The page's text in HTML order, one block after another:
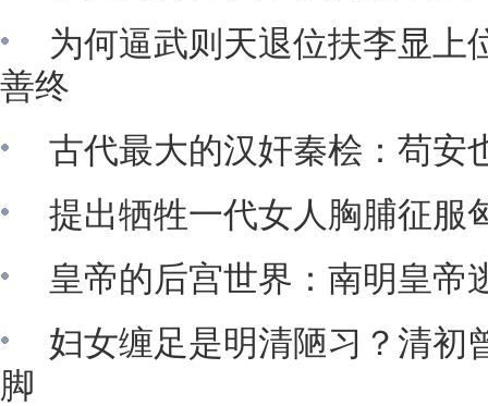
为何逼武则天退位扶李显上
善终
古代最大的汉奸秦桧：苟安
提出牺牲一代女人胸脯征服
皇帝的后宫世界：南明皇帝
妇女缠足是明清陋习？清初
脚